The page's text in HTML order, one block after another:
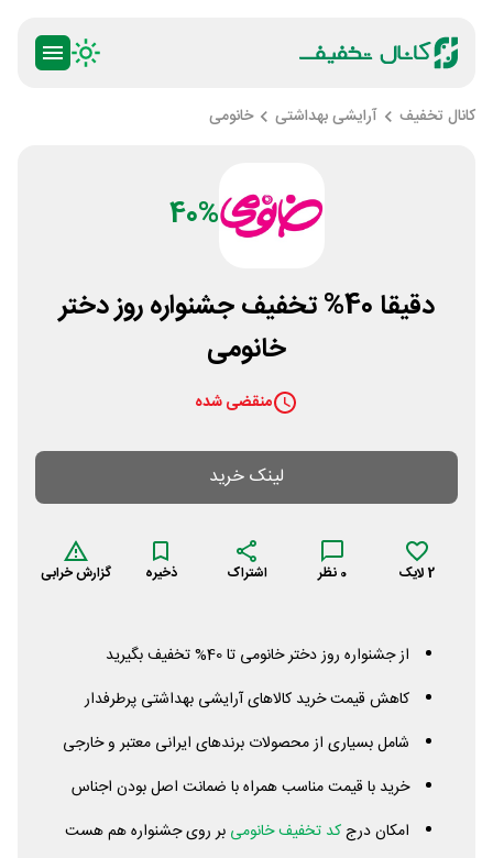
کانال تخفیف آرایشی بهداشتی خانومی
40%
دقیقا 40% تخفیف جشنواره روز دختر
خانومی
منقضی شده
لینک خرید
2لایک 0 نظر اشتراک ذخیره گزارش خرابی
از جشنواره روز دختر خانومی تا 40% تخفیف بگیرید
کاهش قیمت خرید کالاهای آرایشی بهداشتی پرطرفدار
شامل بسیاری از محصولات برندهای ایرانی معتبر و خارجی
خرید با قیمت مناسب همراه با ضمانت اصل بودن اجناس
امکان درجکد تخفیف خانومی بر روی جشنواره هم هست